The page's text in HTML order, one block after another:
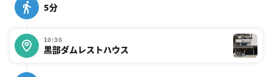
5分
10:30
黒部ダムレストハウス